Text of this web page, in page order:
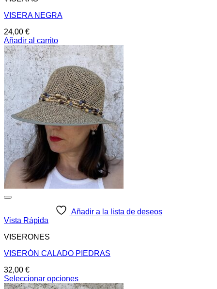
VISERA NEGRA
24,00 €
Añadir al carrito
Añadir a la lista de deseos
Vista Rápida
VISERONES
VISERÓN CALADO PIEDRAS
32,00 €
Seleccionar opciones
Este